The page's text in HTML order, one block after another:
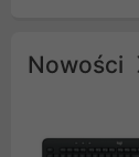
Nowości